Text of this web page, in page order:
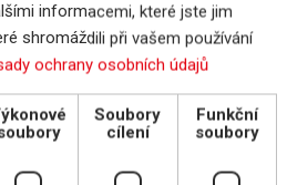
POHLEDÁVKY
informacemi, které jste jim
shromáždili při vašem používání
ochrany osobních údajů
Soubory
cílení
Funkční
soubory